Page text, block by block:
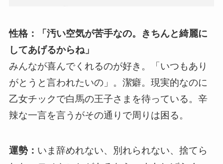
性格：「汚い空気が苦手なの。きちんと綺麗に
してあげるからね」
みんなが喜んでくれるのが好き。「いつもあり
がとうと言われたいの」。潔癖。現実的なのに
乙女チックで白馬の王子さまを待っている。辛
辣な一言を言うがその通りで周りは困る。
運勢： いま辞めれない、別れられない、捨てら